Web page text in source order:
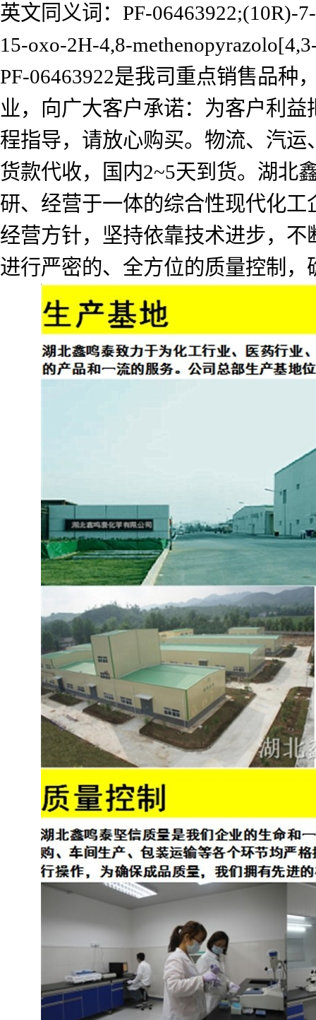
英文同义词：PF-06463922;(10R)-
15-oxo-2H-4,8-
PF-06463922是我司重点销售品
业，向广大客户承诺：为客户利
程指导，请放心购买。物流、汽
货款代收，国内2~5天到货。湖北
研、经营于一体的综合性现代化
经营方针，坚持依靠技术进步，
进行严密的、全方位的质量控制